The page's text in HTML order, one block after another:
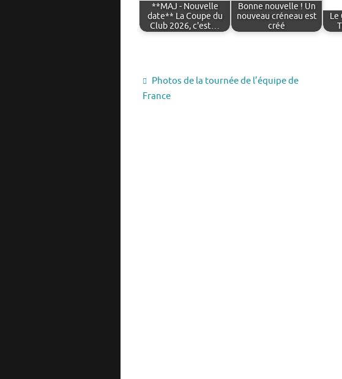
**MAJ - Nouvelle
date** La Coupe du
Club 2026, c'est…
Bonne nouvelle ! Un
nouveau créneau est
créé
Le
Photos de la tournée de l’équipe de
France